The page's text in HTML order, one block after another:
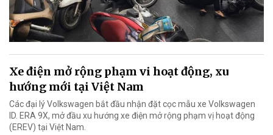
Xe điện mở rộng phạm vi hoạt động, xu
hướng mới tại Việt Nam
Các đại lý Volkswagen bắt đầu nhận đặt cọc mẫu xe Volkswagen
ID. ERA 9X, mở đầu xu hướng xe điện mở rộng phạm vị hoạt động
(EREV) tại Việt Nam.